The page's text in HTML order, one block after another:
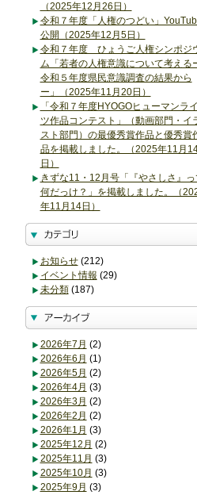
（2025年12月26日）
令和７年度「人権のつどい」
公開（2025年12月5日）
令和７年度 ひょうご人権シンポジ
ム「若者の人権意識について考える
令和５年度県民意識調査の結果から
ー」（2025年11月20日）
「令和７年度HYOGOヒューマンライ
ツ作品コンテスト」（動画部門・イ
スト部門）の最優秀賞作品と優秀賞
品を掲載しました。（2025年11月
日）
きずな11・12月号「『やさしさ』っ
何だっけ？」を掲載しました。（
年11月14日）
お知らせ(212)
イベント情報 (29)
未分類(187)
2026年7月 (2)
2026年6月 (1)
2026年5月 (2)
2026年4月 (3)
2026年3月 (2)
2026年2月 (2)
2026年1月 (3)
2025年12月 (2)
2025年11月 (3)
2025年10月 (3)
2025年9月 (3)